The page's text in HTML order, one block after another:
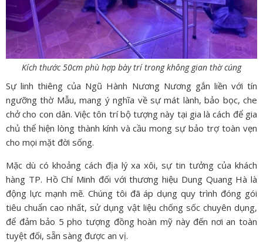
Kích thước 50cm phù hợp bày trí trong không gian thờ cúng
Sự linh thiêng của Ngũ Hành Nương Nương gắn liền với tín
ngưỡng thờ Mẫu, mang ý nghĩa về sự mát lành, bảo bọc, che
chở cho con dân. Việc tôn trí bộ tượng này tại gia là cách để gia
chủ thể hiện lòng thành kính và cầu mong sự bảo trợ toàn vẹn
cho mọi mặt đời sống.
Mặc dù có khoảng cách địa lý xa xôi, sự tin tưởng của khách
hàng TP. Hồ Chí Minh đối với thương hiệu Dung Quang Hà là
động lực mạnh mẽ. Chúng tôi đã áp dụng quy trình đóng gói
tiêu chuẩn cao nhất, sử dụng vật liệu chống sốc chuyên dụng,
để đảm bảo 5 pho tượng đồng hoàn mỹ này đến nơi an toàn
tuyệt đối, sẵn sàng được an vị.